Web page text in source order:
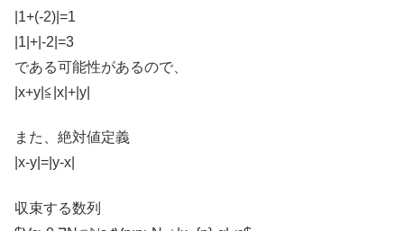
|1+(-2)|=1
|1|+|-2|=3
である可能性があるので、
|x+y|≦|x|+|y|
また、絶対値定義
|x-y|=|y-x|
収束する数列